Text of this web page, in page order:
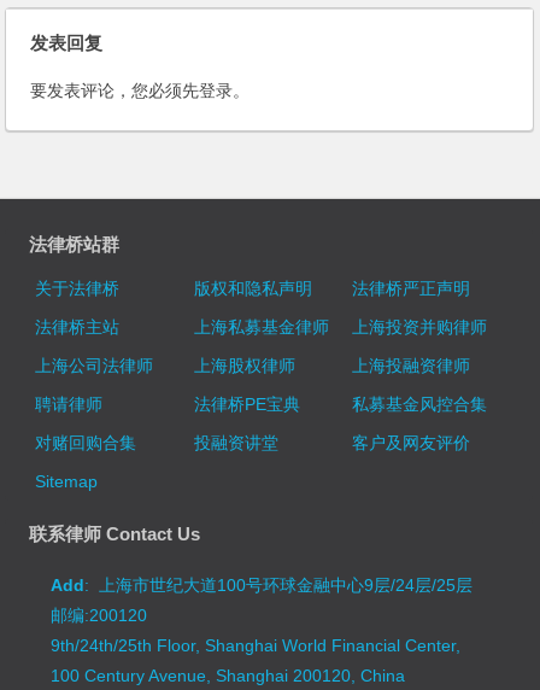
发表回复
要发表评论，您必须先登录。
法律桥站群
关于法律桥 版权和隐私声明
法律桥严正声明
法律桥主站
上海私募基金律师
上海投资并购律师
上海公司法律师
上海股权律师
上海投融资律师
聘请律师
法律桥PE宝典
私募基金风控合集
对赌回购合集
投融资讲堂
客户及网友评价
Sitemap
联系律师 Contact Us
Add: 上海市世纪大道100号环球金融中心9层/24层/25层
邮编:200120
9th/24th/25th Floor, Shanghai World Financial Center,
100 Century Avenue, Shanghai 200120, China